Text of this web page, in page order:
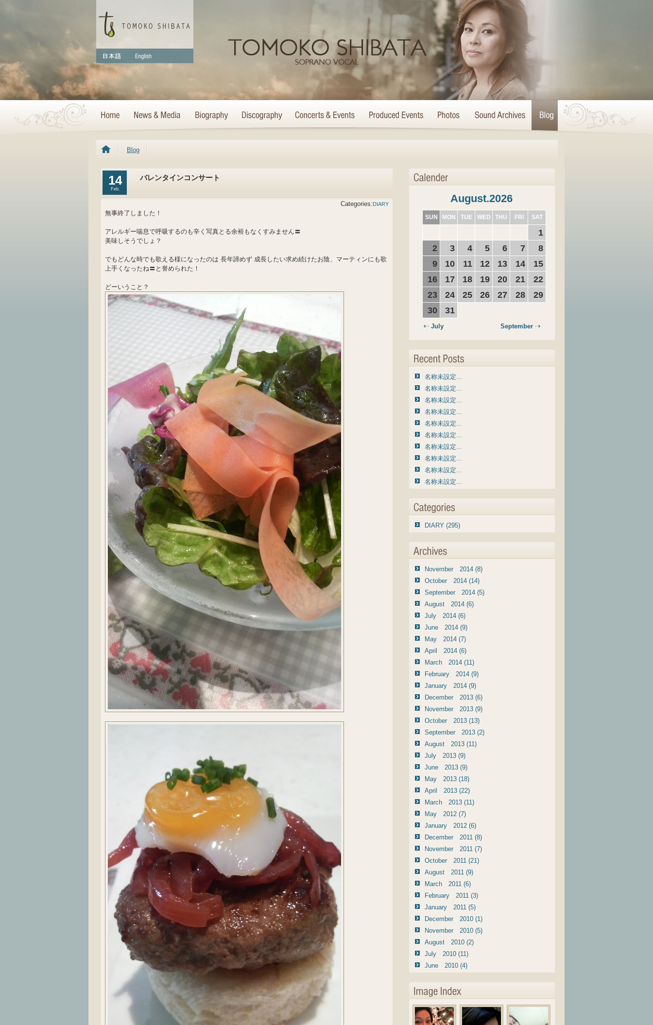
Blog
14
Feb.
バレンタインコンサート
Categories:DIARY
無事終了しました！
アレルギー喘息で呼吸するのも辛く写真とる余裕もなくすみません〓
美味しそうでしょ？
でもどんな時でも歌える様になったのは 長年諦めず 成長したい求め続けたお陰、マーティンにも歌
上手くなったね〓と誉められた！
どーいうこと？
August.2026
SUN MON TUE WED THU FRI SAT
1
2
3 4 5 6 7
8
9
10 11 12 13 14
15
16
17 18 19 20 21
22
23
24 25 26 27 28
29
30
31
July September
名称未設定...
名称未設定...
名称未設定...
名称未設定...
名称未設定...
名称未設定...
名称未設定...
名称未設定...
名称未設定...
名称未設定...
DIARY (295)
November 2014 (8)
October 2014 (14)
September 2014 (5)
August 2014 (6)
July 2014 (6)
June 2014 (9)
May 2014 (7)
April 2014 (6)
March 2014 (11)
February 2014 (9)
January 2014 (9)
December 2013 (6)
November 2013 (9)
October 2013 (13)
September 2013 (2)
August 2013 (11)
July 2013 (9)
June 2013 (9)
May 2013 (18)
April 2013 (22)
March 2013 (11)
May 2012 (7)
January 2012 (6)
December 2011 (8)
November 2011 (7)
October 2011 (21)
August 2011 (9)
March 2011 (6)
February 2011 (3)
January 2011 (5)
December 2010 (1)
November 2010 (5)
August 2010 (2)
July 2010 (11)
June 2010 (4)